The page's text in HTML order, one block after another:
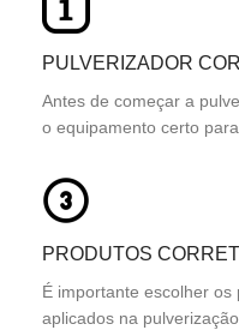
PULVERIZADOR
Antes de começar a
o equipamento certo
PRODUTOS
É importante escolher
aplicados na pulverização.